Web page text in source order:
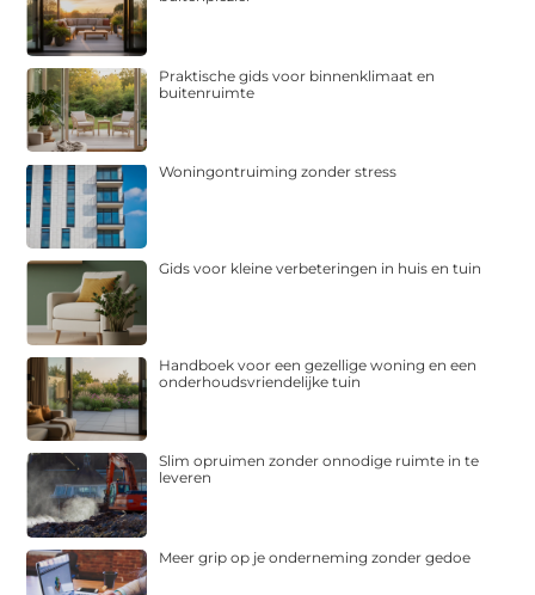
Praktische gids voor binnenklimaat en
buitenruimte
Woningontruiming zonder stress
Gids voor kleine verbeteringen in huis en tuin
Handboek voor een gezellige woning en een
onderhoudsvriendelijke tuin
Slim opruimen zonder onnodige ruimte in te
leveren
Meer grip op je onderneming zonder gedoe